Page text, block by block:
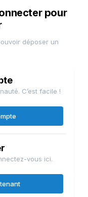
pour
déposer un
C’est facile !
vous ici.